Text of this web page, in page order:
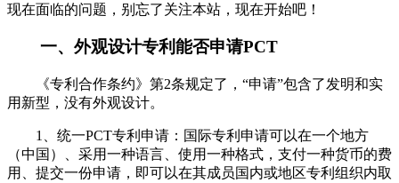
现在面临的问题，别忘了关注本站，现在开始吧！
一、外观设计专利能否申请PCT
《专利合作条约》第2条规定了，“申请”包含了发明和实
用新型，没有外观设计。
1、统一PCT专利申请：国际专利申请可以在一个地方
（中国）、采用一种语言、使用一种格式，支付一种货币的费
用、提交一份申请，即可以在其成员国内或地区专利组织内取